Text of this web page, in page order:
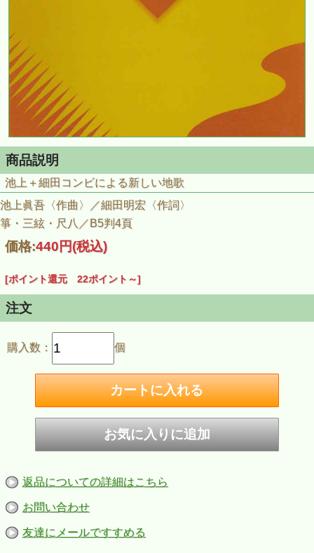
商品説明
池上＋細田コンビによる新しい地歌
池上眞吾〈作曲〉／細田明宏〈作詞〉
箏・三絃・尺八／B5判4頁
価格:440円(税込)
[ポイント還元 22ポイント～]
注文
購入数： 個
返品についての詳細はこちら
お問い合わせ
友達にメールですすめる